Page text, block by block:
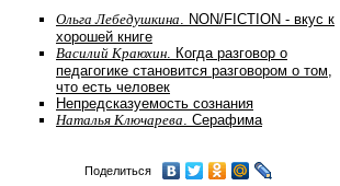
Ольга Лебедушкина. NON/FICTION - вкус к
хорошей книге
Василий Краюхин. Когда разговор о
педагогике становится разговором о том,
что есть человек
Непредсказуемость сознания
Наталья Ключарева. Серафима
Поделиться